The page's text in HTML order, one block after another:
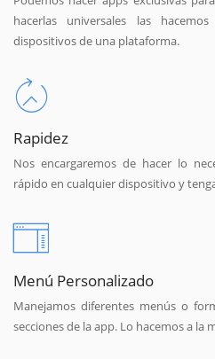
hacerlas universales las
dispositivos de una plataforma.
Rapidez
Nos encargaremos de hacer lo
rápido en cualquier dispositivo y
Menú Personalizado
Manejamos diferentes menús o
secciones de la app. Lo hacemos a la